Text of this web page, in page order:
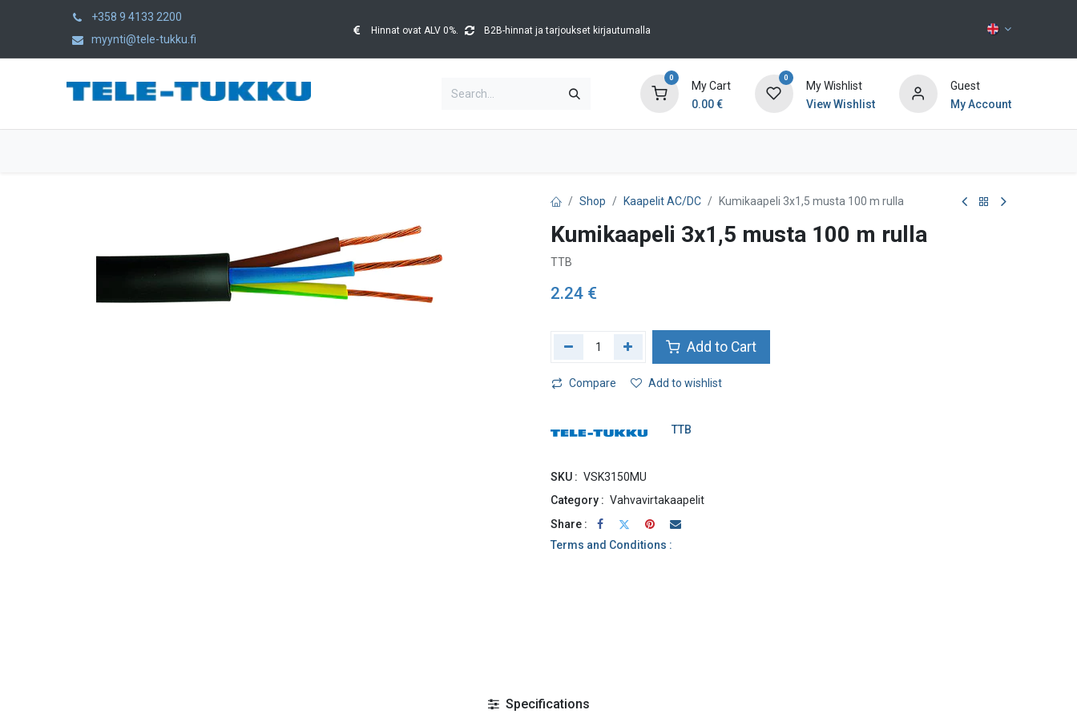
+358 9 4133 2200
myynti@tele-tukku.fi
Hinnat ovat ALV 0%. B2B-hinnat ja tarjoukset kirjautumalla
0
My Cart
0.00€
0
My Wishlist
View Wishlist
Guest
My Account
Shop Kaapelit AC/DC Kumikaapeli 3x1,5 musta 100 m rulla
Kumikaapeli 3x1,5 musta 100 m rulla
TTB
2.24 €
Add to Cart
Compare Add to wishlist
TTB
SKU : VSK3150MU
Category : Vahvavirtakaapelit
Share :
Terms and Conditions :
Specifications